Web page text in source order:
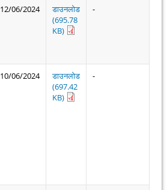
12/06/2024
डाउनलोड
(695.78
KB)
-
10/06/2024
डाउनलोड
(697.42
KB)
-